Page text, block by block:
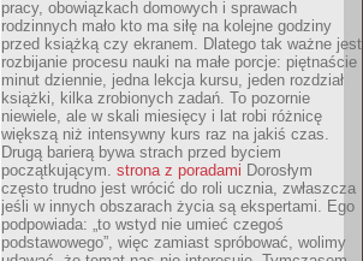
pracy, obowiązkach domowych i sprawach
rodzinnych mało kto ma siłę na kolejne godziny
przed książką czy ekranem. Dlatego tak ważne jest
rozbijanie procesu nauki na małe porcje: piętnaście
minut dziennie, jedna lekcja kursu, jeden rozdział
książki, kilka zrobionych zadań. To pozornie
niewiele, ale w skali miesięcy i lat robi różnicę
większą niż intensywny kurs raz na jakiś czas.
Drugą barierą bywa strach przed byciem
początkującym. strona z poradami Dorosłym
często trudno jest wrócić do roli ucznia, zwłaszcza
jeśli w innych obszarach życia są ekspertami. Ego
podpowiada: „to wstyd nie umieć czegoś
podstawowego”, więc zamiast spróbować, wolimy